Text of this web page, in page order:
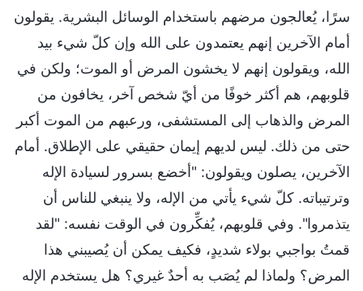
سرًا، يُعالجون مرضهم باستخدام الوسائل البشرية. يقولون
أمام الآخرين إنهم يعتمدون على الله وإن كلّ شيء بيد
الله، ويقولون إنهم لا يخشون المرض أو الموت؛ ولكن في
قلوبهم، هم أكثر خوفًا من أيّ شخص آخر، يخافون من
المرض والذهاب إلى المستشفى، ورعبهم من الموت أكبر
حتى من ذلك. ليس لديهم إيمان حقيقي على الإطلاق. أمام
الآخرين، يصلون ويقولون: "أخضع بسرور لسيادة الإله
وترتيباته. كلّ شيء يأتي من الإله، ولا ينبغي للناس أن
يتذمروا". وفي قلوبهم، يُفكِّرون في الوقت نفسه: "لقد
قمتُ بواجبي بولاء شديدٍ، فكيف يمكن أن يُصيبني هذا
المرض؟ ولماذا لم يُصَب به أحدٌ غيري؟ هل يستخدم الإله